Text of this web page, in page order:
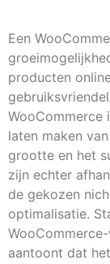
Een
producten
WooCommerce
laten maken
grootte en het
zijn echter
de gekozen
optimalisatie.
aantoont dat